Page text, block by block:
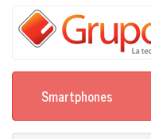
Smartphones